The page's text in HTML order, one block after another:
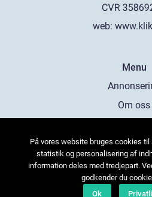
web:
Menu
Om oss
Kontakta
Sitemap
På vores website bruges cookies
statistik og personalisering af
information deles med tredjepart.
godkender du
Ok